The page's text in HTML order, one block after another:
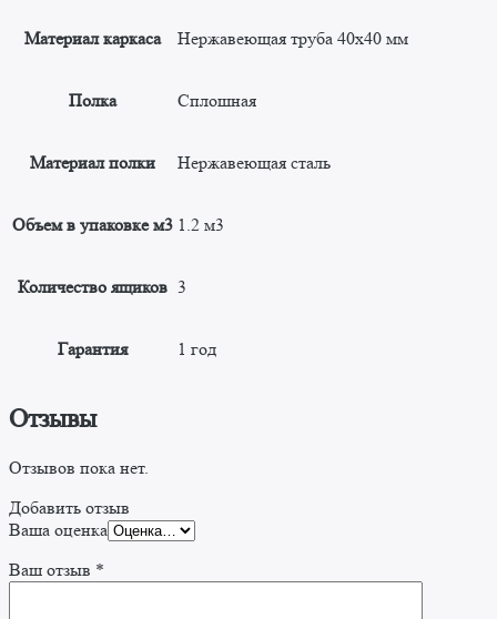
Материал каркаса Нержавеющая труба 40х40 мм
Полка Сплошная
Материал полки Нержавеющая сталь
Объем в упаковке м3 1.2 м3
Количество ящиков 3
Гарантия 1 год
Отзывы
Отзывов пока нет.
Добавить отзыв
Ваша оценка
Ваш отзыв *